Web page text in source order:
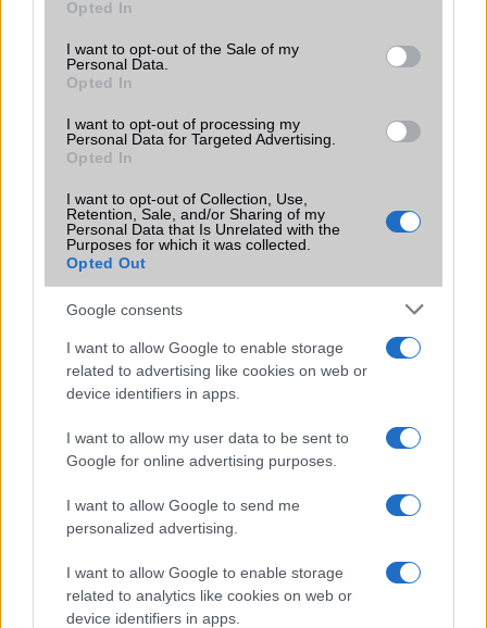
use your data for below specified purposes in below Google
consent section.
Opted In
I want to opt-out of the Sale of my
Personal Data.
Opted In
I want to opt-out of processing my
Personal Data for Targeted Advertising.
Opted In
I want to opt-out of Collection, Use,
Retention, Sale, and/or Sharing of my
Personal Data that Is Unrelated with the
Purposes for which it was collected.
Opted Out
Google consents
I want to allow Google to enable storage
related to advertising like cookies on web or
device identifiers in apps.
I want to allow my user data to be sent to
Google for online advertising purposes.
I want to allow Google to send me
personalized advertising.
I want to allow Google to enable storage
related to analytics like cookies on web or
device identifiers in apps.
válik egy egyszerű ajtóból modern okos belépési pont.
Minden modellhez jár:
✅ Ingyenes szállítás Európából vagy az Egyesült
Királyságból
✅ 30 napos pénzvisszafizetési garancia
✅ 2 év gondtalan garancia
✅ Élettartam ügyféltámogatás
Ne maradj le a WELOCK Halloween akcióról!
A WELOCK smart lock modellek most a Halloween akció
Böngéssz a valódi vásárlói telepítési fotók között, válaszd
ki kedvencedet, és használd a kuponokat, amíg tart a
készlet!
Fedezd fel az összes ajánlatot a
, és lépj be az okos otthon korszakába
még ma!
Kattintson ide a Telefonguru legfrissebb híreiért!